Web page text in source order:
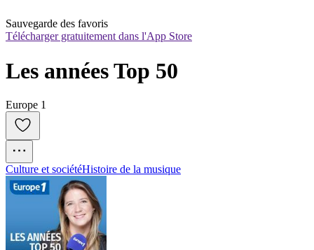
Sauvegarde des favoris
Télécharger gratuitement dans l'App Store
Les années Top 50
Europe 1
Culture et sociétéHistoire de la musique